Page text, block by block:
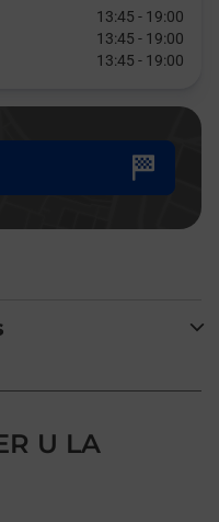
13:45 - 19:00
13:45 - 19:00
13:45 - 19:00
U LA